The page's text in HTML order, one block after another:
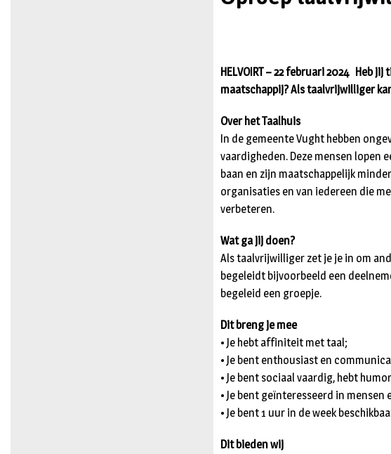
HELVOIRT – 22 februari 2024 Heb
maatschappij? Als taalvrijwilliger
Over het Taalhuis
In de gemeente Vught hebben
vaardigheden. Deze mensen lopen
baan en zijn maatschappelijk
organisaties en van iedereen die
verbeteren.
Wat ga jij doen?
Als taalvrijwilliger zet je je in om
begeleidt bijvoorbeeld een
begeleid een groepje.
Dit breng je mee
• Je hebt affiniteit met taal;
• Je bent enthousiast en
• Je bent sociaal vaardig, hebt
• Je bent geïnteresseerd in
• Je bent 1 uur in de week
Dit bieden wij